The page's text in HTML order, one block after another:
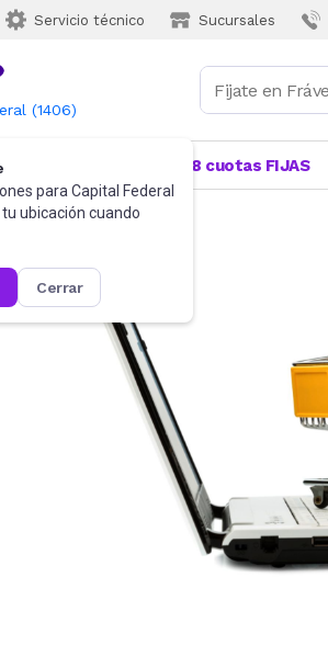
Servicio técnico Sucursales
(1406)
para Capital Federal
ubicación cuando
cerrar
Vendidos 18 cuotas FIJAS